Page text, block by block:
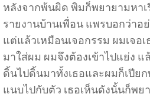
หลังจากพ้นผิด พิมก็พยายามหา
รายงานบ้านเพื่อน แพรบอกว่าอ
แต่แล้วเหมือนเจอกรรม ผมเจอ
มาใส่ผม ผมจึงต้องเข้าไปแย่ง
ดิ้นไปดิ้นมาทั้งเธอและผมก็เปีย
แนบไปกับตัว เธอเห็นดังนั้นก็พย